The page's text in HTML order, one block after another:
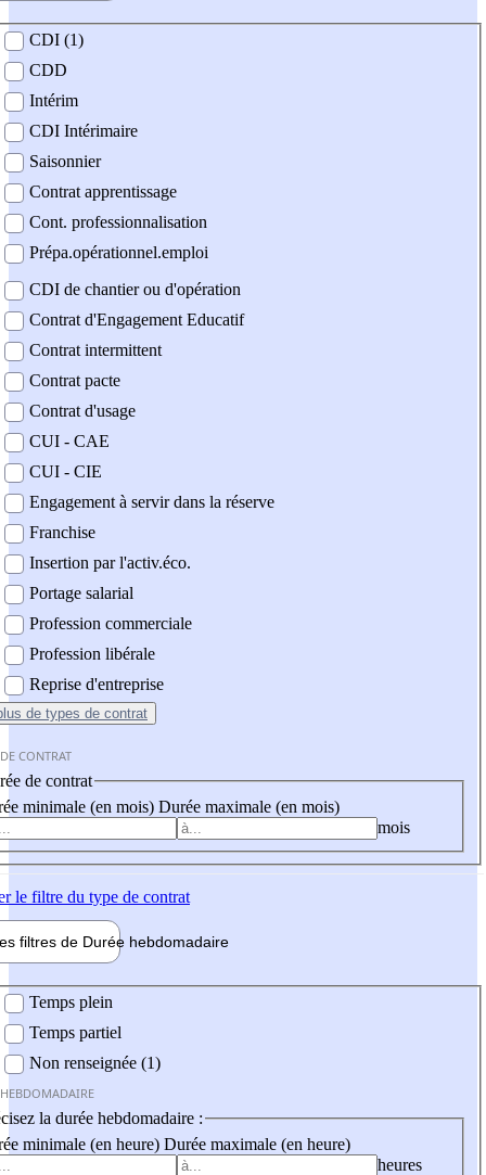
contrat
CDI (1)
CDD
Intérim
CDI Intérimaire
Saisonnier
Contrat apprentissage
Cont. professionnalisation
Prépa.opérationnel.emploi
CDI de chantier ou d'opération
Contrat d'Engagement Educatif
Contrat intermittent
Contrat pacte
Contrat d'usage
CUI - CAE
CUI - CIE
Engagement à servir dans la réserve
Franchise
Insertion par l'activ.éco.
Portage salarial
Profession commerciale
Profession libérale
Reprise d'entreprise
de types de contrat
CONTRAT
de contrat
minimale (en mois) Durée maximale (en mois)
mois
le filtre du type de contrat
filtres de Durée hebdomadaire
Temps plein
Temps partiel
Non renseignée (1)
la durée hebdomadaire :
minimale (en heure) Durée maximale (en heure)
heures